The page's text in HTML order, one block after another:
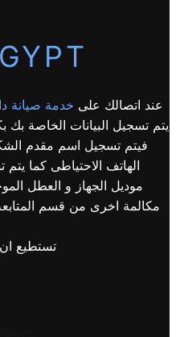
عند اتصالك على خدمة صيانة
يتم تسجيل البيانات الخاصة
فيتم تسجيل اسم مقدم
الهاتف الاحتياطى كما
موديل الجهاز و العطل
مكالمة اخرى من قسم
تستطيع